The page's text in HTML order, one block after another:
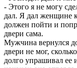
- Этого я не могу
дал. Я дал женщине
должен пойти и
двери сама.
Мужчина вернулся
двери не мог,
долго упрашивал ее